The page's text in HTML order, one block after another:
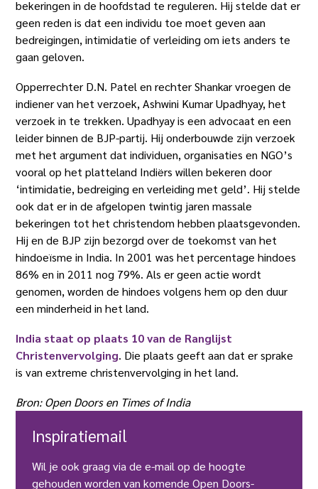
bekeringen in de hoofdstad te reguleren. Hij stelde dat er
geen reden is dat een individu toe moet geven aan
bedreigingen, intimidatie of verleiding om iets anders te
gaan geloven.
Opperrechter D.N. Patel en rechter Shankar vroegen de
indiener van het verzoek, Ashwini Kumar Upadhyay, het
verzoek in te trekken. Upadhyay is een advocaat en een
leider binnen de BJP-partij. Hij onderbouwde zijn verzoek
met het argument dat individuen, organisaties en NGO’s
vooral op het platteland Indiërs willen bekeren door
‘intimidatie, bedreiging en verleiding met geld’. Hij stelde
ook dat er in de afgelopen twintig jaren massale
bekeringen tot het christendom hebben plaatsgevonden.
Hij en de BJP zijn bezorgd over de toekomst van het
hindoeïsme in India. In 2001 was het percentage hindoes
86% en in 2011 nog 79%. Als er geen actie wordt
genomen, worden de hindoes volgens hem op den duur
een minderheid in het land.
India staat op plaats 10 van de Ranglijst
Christenvervolging. Die plaats geeft aan dat er sprake
is van extreme christenvervolging in het land.
Bron: Open Doors en Times of India
Inspiratiemail
Wil je ook graag via de e-mail op de hoogte
gehouden worden van komende Open Doors-